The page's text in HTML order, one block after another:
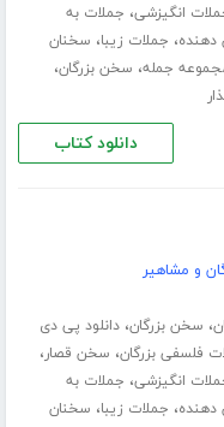
انگیزشی، جملات به
دهنده، جملات زیبا، سخنان
جمله، سخن بزرگان،
دانلود کتاب
و مشاهیر
، سخن بزرگان،دانلود پی دی
فلسفی بزرگان، سخن قصار،
انگیزشی، جملات به
دهنده، جملات زیبا، سخنان